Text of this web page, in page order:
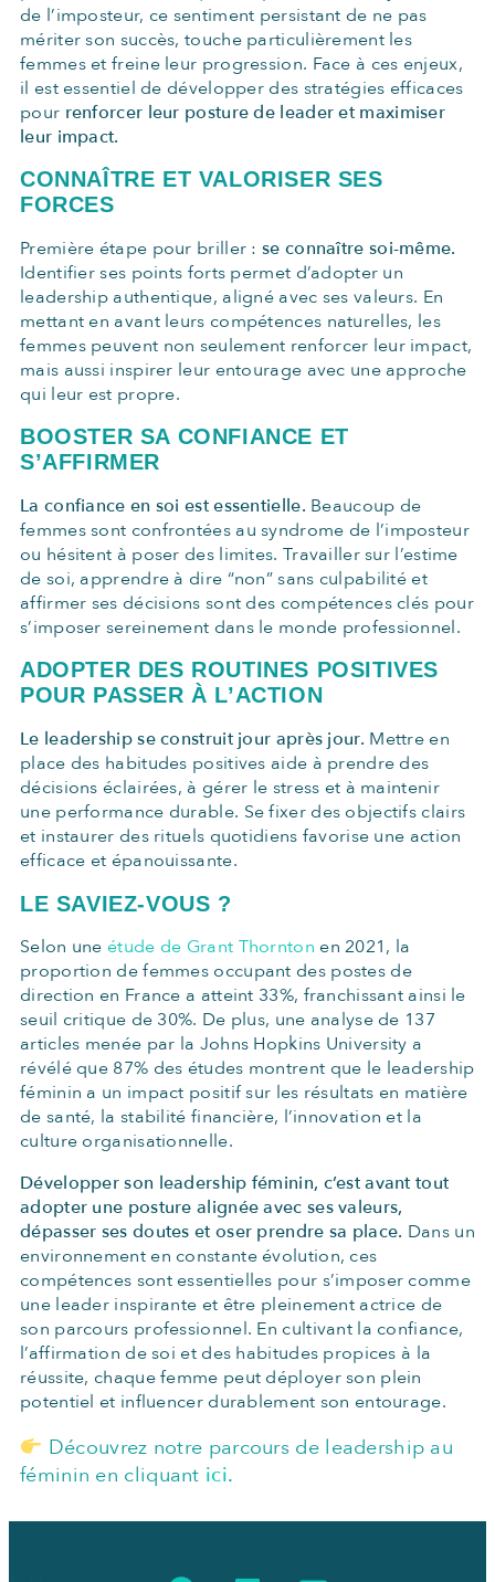
de l’imposteur, ce sentiment persistant de ne pas
mériter son succès, touche particulièrement les
femmes et freine leur progression. Face à ces enjeux,
il est essentiel de développer des stratégies efficaces
pour renforcer leur posture de leader et maximiser
leur impact.
CONNAÎTRE ET VALORISER SES
FORCES
Première étape pour briller : se connaître soi-même.
Identifier ses points forts permet d’adopter un
leadership authentique, aligné avec ses valeurs. En
mettant en avant leurs compétences naturelles, les
femmes peuvent non seulement renforcer leur impact,
mais aussi inspirer leur entourage avec une approche
qui leur est propre.
BOOSTER SA CONFIANCE ET
S’AFFIRMER
La confiance en soi est essentielle. Beaucoup de
femmes sont confrontées au syndrome de l’imposteur
ou hésitent à poser des limites. Travailler sur l’estime
de soi, apprendre à dire “non” sans culpabilité et
affirmer ses décisions sont des compétences clés pour
s’imposer sereinement dans le monde professionnel.
ADOPTER DES ROUTINES POSITIVES
POUR PASSER À L’ACTION
Le leadership se construit jour après jour. Mettre en
place des habitudes positives aide à prendre des
décisions éclairées, à gérer le stress et à maintenir
une performance durable. Se fixer des objectifs clairs
et instaurer des rituels quotidiens favorise une action
efficace et épanouissante.
LE SAVIEZ-VOUS ?
Selon une étude de Grant Thornton en 2021, la
proportion de femmes occupant des postes de
direction en France a atteint 33%, franchissant ainsi le
seuil critique de 30%. De plus, une analyse de 137
articles menée par la Johns Hopkins University a
révélé que 87% des études montrent que le leadership
féminin a un impact positif sur les résultats en matière
de santé, la stabilité financière, l’innovation et la
culture organisationnelle.
Développer son leadership féminin, c’est avant tout
adopter une posture alignée avec ses valeurs,
dépasser ses doutes et oser prendre sa place. Dans un
environnement en constante évolution, ces
compétences sont essentielles pour s’imposer comme
une leader inspirante et être pleinement actrice de
son parcours professionnel. En cultivant la confiance,
l’affirmation de soi et des habitudes propices à la
réussite, chaque femme peut déployer son plein
potentiel et influencer durablement son entourage.
Découvrez notre parcours de leadership au
féminin en cliquant ici.